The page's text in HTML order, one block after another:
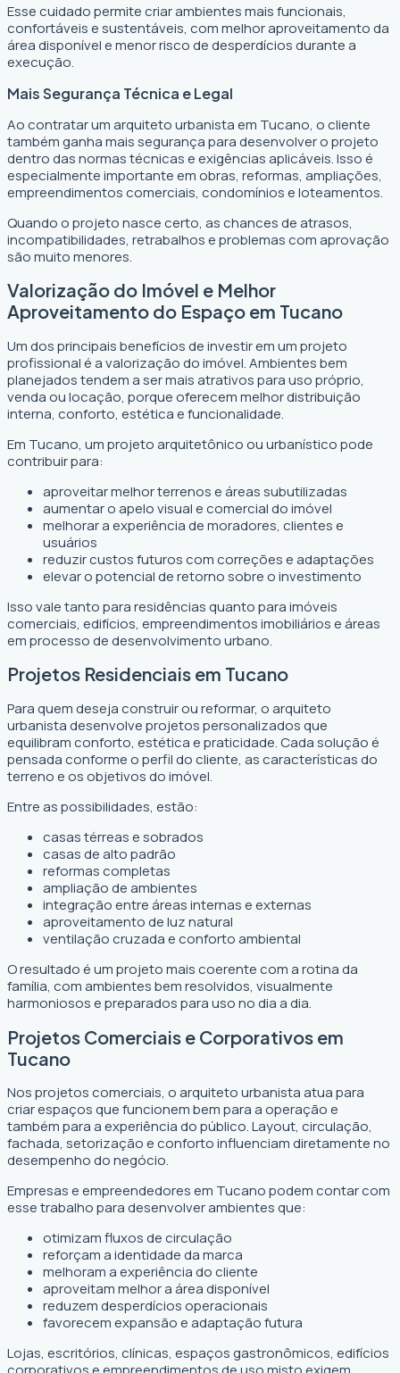
Esse cuidado permite criar ambientes mais funcionais,
confortáveis e sustentáveis, com melhor aproveitamento da
área disponível e menor risco de desperdícios durante a
execução.
Mais Segurança Técnica e Legal
Ao contratar um arquiteto urbanista em Tucano, o cliente
também ganha mais segurança para desenvolver o projeto
dentro das normas técnicas e exigências aplicáveis. Isso é
especialmente importante em obras, reformas, ampliações,
empreendimentos comerciais, condomínios e loteamentos.
Quando o projeto nasce certo, as chances de atrasos,
incompatibilidades, retrabalhos e problemas com aprovação
são muito menores.
Valorização do Imóvel e Melhor
Aproveitamento do Espaço em Tucano
Um dos principais benefícios de investir em um projeto
profissional é a valorização do imóvel. Ambientes bem
planejados tendem a ser mais atrativos para uso próprio,
venda ou locação, porque oferecem melhor distribuição
interna, conforto, estética e funcionalidade.
Em Tucano, um projeto arquitetônico ou urbanístico pode
contribuir para:
aproveitar melhor terrenos e áreas subutilizadas
aumentar o apelo visual e comercial do imóvel
melhorar a experiência de moradores, clientes e
usuários
reduzir custos futuros com correções e adaptações
elevar o potencial de retorno sobre o investimento
Isso vale tanto para residências quanto para imóveis
comerciais, edifícios, empreendimentos imobiliários e áreas
em processo de desenvolvimento urbano.
Projetos Residenciais em Tucano
Para quem deseja construir ou reformar, o arquiteto
urbanista desenvolve projetos personalizados que
equilibram conforto, estética e praticidade. Cada solução é
pensada conforme o perfil do cliente, as características do
terreno e os objetivos do imóvel.
Entre as possibilidades, estão:
casas térreas e sobrados
casas de alto padrão
reformas completas
ampliação de ambientes
integração entre áreas internas e externas
aproveitamento de luz natural
ventilação cruzada e conforto ambiental
O resultado é um projeto mais coerente com a rotina da
família, com ambientes bem resolvidos, visualmente
harmoniosos e preparados para uso no dia a dia.
Projetos Comerciais e Corporativos em
Tucano
Nos projetos comerciais, o arquiteto urbanista atua para
criar espaços que funcionem bem para a operação e
também para a experiência do público. Layout, circulação,
fachada, setorização e conforto influenciam diretamente no
desempenho do negócio.
Empresas e empreendedores em Tucano podem contar com
esse trabalho para desenvolver ambientes que:
otimizam fluxos de circulação
reforçam a identidade da marca
melhoram a experiência do cliente
aproveitam melhor a área disponível
reduzem desperdícios operacionais
favorecem expansão e adaptação futura
Lojas, escritórios, clínicas, espaços gastronômicos, edifícios